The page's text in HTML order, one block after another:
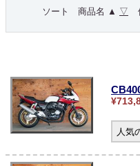
ソート
商品名 ▲ ▽
人気